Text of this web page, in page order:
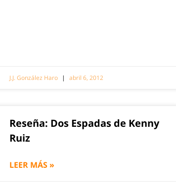
J.J. González Haro abril 6, 2012
Reseña: Dos Espadas de Kenny
Ruiz
LEER MÁS »